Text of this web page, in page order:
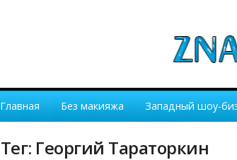
Главная Без макияжа Западный шоу-
Тег: Георгий Тараторкин